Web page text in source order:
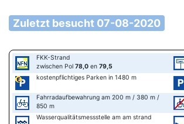
Zuletzt besucht 07-08-2020
FKK-Strand
zwischen Pol 78,0en 79,5
kostenpflichtiges Parken in 1480 m
Fahrradaufbewahrung am 200 m / 380 m /
850 m
Wasserqualitätsmessstelle am am strand